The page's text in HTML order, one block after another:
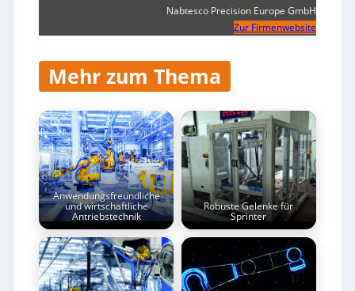
Nabtesco Precision Europe GmbH
Zur Firmenwebsite
Mehr zum Thema
Anwendungsfreundliche
und wirtschaftliche
Antriebstechnik
Robuste Gelenke für
Sprinter